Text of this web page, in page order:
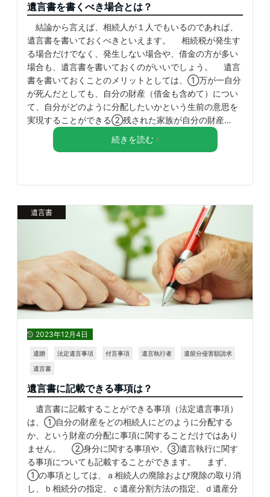
遺言書を書くべき場合とは？
結論から言えば、相続人が１人でもいるのであれば、
遺言書を書いておくべきといえます。 相続税が発生す
る場合だけでなく、発生しない場合や、借金の方が多い
場合も、遺言書を書いておくのがいいでしょう。 遺言
書を書いておくことのメリットとしては、①万が一自分
が死んだとしても、自分の財産（借金も含めて）につい
て、自分がどのように分配したいかという生前の意思を
実現することができる②残された家族が自分の財産…
続きを読む
遺言書
2023年12月4日
遺贈 法定遺言事項 付言事項 遺言執行者 遺留分侵害額請求
遺言書
遺言書に記載できる事項は？
遺言書に記載することができる事項（法定遺言事項）
は、①自分の財産をどの相続人にどのように分配する
か、という財産の分配に事項に関することだけではあり
ません。 ②身分に関する事項や、③遺言執行に関す
る事項についても記載することができます。 まず、
①の事項としては、ａ相続人の廃除および廃除の取り消
し、ｂ相続分の指定、ｃ遺産分割方法の指定、ｄ遺産分